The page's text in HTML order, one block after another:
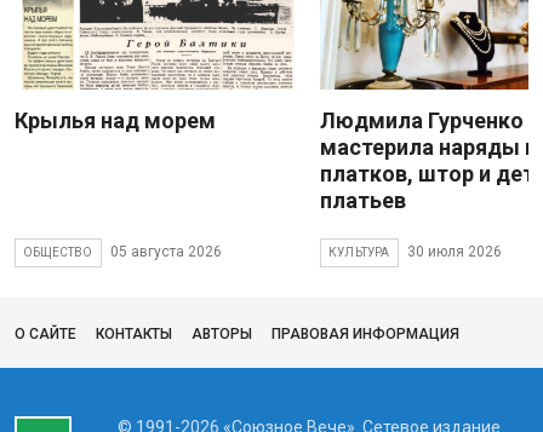
Крылья над морем
ОБЩЕСТВО 05 августа 2026
Людмила Гурченко
мастерила наряды
платков, штор и
платьев
КУЛЬТУРА 30 июля 2026
О САЙТЕ КОНТАКТЫ АВТОРЫ ПРАВОВАЯ ИНФОРМАЦИЯ
© 1991-2026 «Союзное Вече». Сетевое издание